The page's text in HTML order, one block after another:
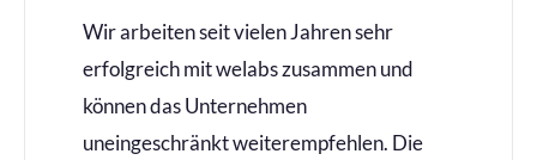
Wir arbeiten seit vielen Jahren sehr
erfolgreich mit welabs zusammen und
können das Unternehmen
uneingeschränkt weiterempfehlen. Die